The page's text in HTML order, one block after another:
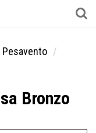
Pesavento
Bronzo